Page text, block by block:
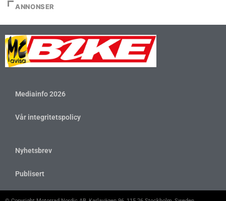
ANNONSER
Mediainfo 2026
Vår integritetspolicy
Nyhetsbrev
Publisert